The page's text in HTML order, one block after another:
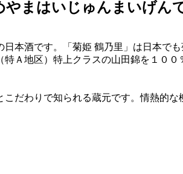
まはいじゅんまいげん
本酒です。「菊姫 鶴乃里」は日本で
Ａ地区）特上クラスの山田錦を１０
だわりで知られる蔵元です。情熱的